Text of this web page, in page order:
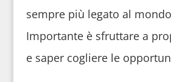
sempre più legato al
Importante è sfruttare a
e saper cogliere le